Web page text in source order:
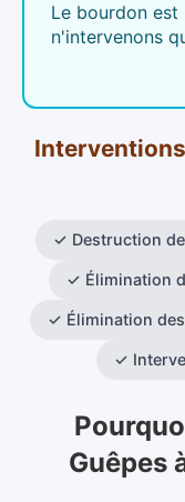
Le bourdon est
n'intervenons
✓ Destruction
✓ Élimination
✓ Élimination
✓
Guêpes